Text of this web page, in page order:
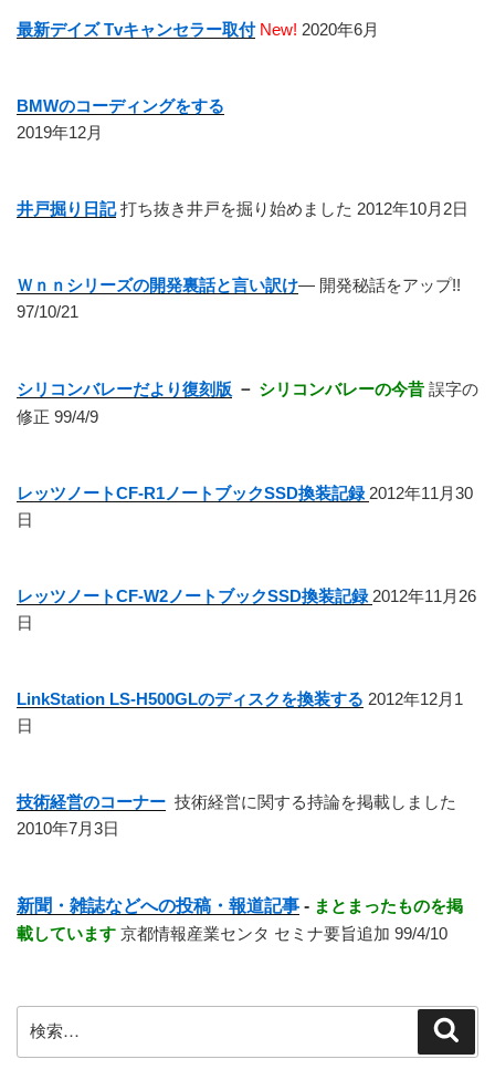
最新デイズ Tvキャンセラー取付New! 2020年6月
BMWのコーディングをする
2019年12月
井戸掘り日記 打ち抜き井戸を掘り始めました 2012年10月2日
Ｗｎｎシリーズの開発裏話と言い訳け― 開発秘話をアップ!!
97/10/21
シリコンバレーだより復刻版 － シリコンバレーの今昔 誤字の
修正 99/4/9
レッツノートCF-R1ノートブックSSD換装記録 2012年11月30
日
レッツノートCF-W2ノートブックSSD換装記録 2012年11月26
日
LinkStation LS-H500GLのディスクを換装する 2012年12月1
日
技術経営のコーナー 技術経営に関する持論を掲載しました
2010年7月3日
新聞・雑誌などへの投稿・報道記事 - まとまったものを掲
載しています 京都情報産業センタ セミナ要旨追加 99/4/10
索: